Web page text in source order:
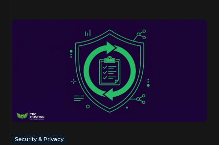
Security & Privacy